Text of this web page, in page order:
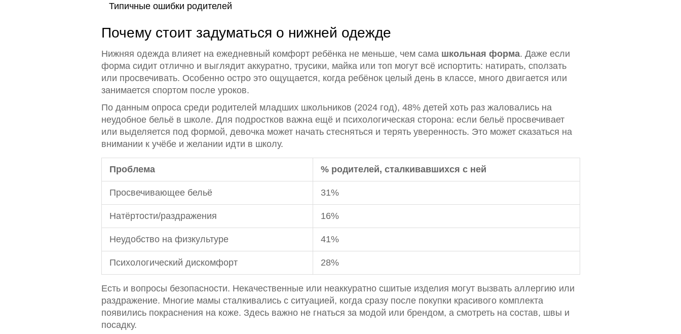
Типичные ошибки родителей
Почему стоит задуматься о нижней одежде
Нижняя одежда влияет на ежедневный комфорт ребёнка не меньше, чем сама школьная форма. Даже если
форма сидит отлично и выглядит аккуратно, трусики, майка или топ могут всё испортить: натирать, сползать
или просвечивать. Особенно остро это ощущается, когда ребёнок целый день в классе, много двигается или
занимается спортом после уроков.
По данным опроса среди родителей младших школьников (2024 год), 48% детей хоть раз жаловались на
неудобное бельё в школе. Для подростков важна ещё и психологическая сторона: если бельё просвечивает
или выделяется под формой, девочка может начать стесняться и терять уверенность. Это может сказаться на
внимании к учёбе и желании идти в школу.
Проблема % родителей, сталкивавшихся с ней
Просвечивающее бельё 31%
Натёртости/раздражения 16%
Неудобство на физкультуре 41%
Психологический дискомфорт 28%
Есть и вопросы безопасности. Некачественные или неаккуратно сшитые изделия могут вызвать аллергию или
раздражение. Многие мамы сталкивались с ситуацией, когда сразу после покупки красивого комплекта
появились покраснения на коже. Здесь важно не гнаться за модой или брендом, а смотреть на состав, швы и
посадку.